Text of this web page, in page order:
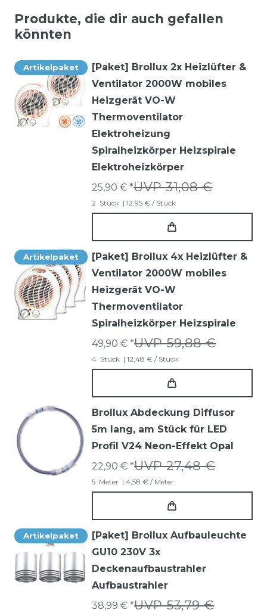
Produkte, die dir auch gefallen
könnten
Artikelpaket
[Paket] Brollux 2x Heizlüfter &
Ventilator 2000W mobiles
Heizgerät VO-W
Thermoventilator
Elektroheizung
Spiralheizkörper Heizspirale
Elektroheizkörper
UVP 31,08 €
25,90 € *
2 Stück | 12,95 € / Stück
Artikelpaket
[Paket] Brollux 4x Heizlüfter &
Ventilator 2000W mobiles
Heizgerät VO-W
Thermoventilator
Spiralheizkörper Heizspirale
UVP 59,88 €
49,90 € *
4 Stück | 12,48 € / Stück
Brollux Abdeckung Diffusor
5m lang, am Stück für LED
Profil V24 Neon-Effekt Opal
UVP 27,48 €
22,90 € *
5 Meter | 4,58 € / Meter
Artikelpaket
[Paket] Brollux Aufbauleuchte
GU10 230V 3x
Deckenaufbaustrahler
Aufbaustrahler
UVP 53,79 €
38,99 € *